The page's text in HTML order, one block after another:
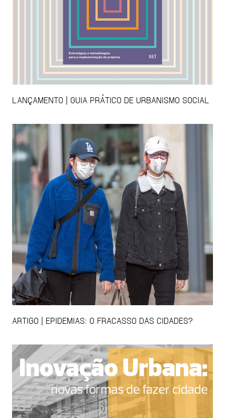
LANÇAMENTO | GUIA PRÁTICO DE URBANISMO SOCIAL
ARTIGO | EPIDEMIAS: O FRACASSO DAS CIDADES?